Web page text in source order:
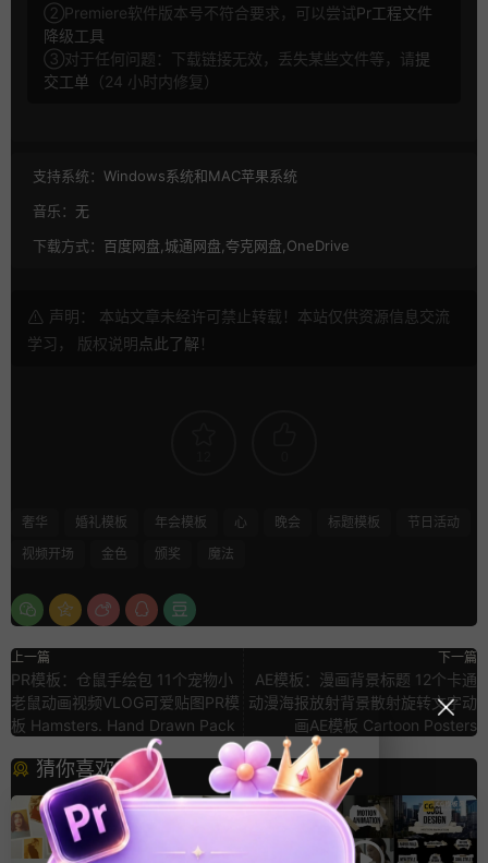
②Premiere软件版本号不符合要求，可以尝试Pr工程文件
降级工具
③对于任何问题：下载链接无效，丢失某些文件等，请提
交工单 （24 小时内修复）
支持系统： Windows系统和MAC苹果系统
音乐： 无
下载方式： 百度网盘,城通网盘,夸克网盘,OneDrive
声明： 本站文章未经许可禁止转载！本站仅供资源信息交流
学习， 版权说明点此了解 ！
奢华 婚礼模板 年会模板 心 晚会 标题模板
节日活动
视频开场
金色 颁奖 魔法
上一篇
PR模板：仓鼠手绘包 11个宠物小
老鼠动画视频VLOG可爱贴图PR模
板 Hamsters. Hand Drawn Pack
下一篇
AE模板：漫画背景标题 12个卡通
动漫海报放射背景散射旋转文字动
画AE模板 Cartoon Posters
猜你喜欢